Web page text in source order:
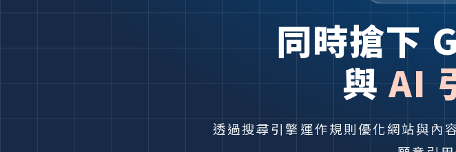
同時搶下
與AI
透過搜尋引擎運作規則優化網站與